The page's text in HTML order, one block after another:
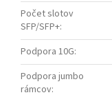
Počet slotov
SFP/SFP+:
Podpora 10G:
Podpora jumbo
rámcov: